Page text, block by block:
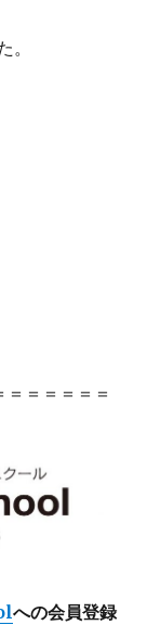
。
＝＝＝＝＝
への会員登録